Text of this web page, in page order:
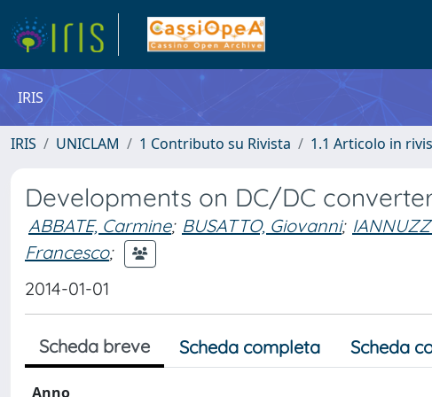
IRIS
IRIS UNICLAM 1 Contributo su Rivista 1.1 Articolo in
Developments on DC/DC
ABBATE, Carmine; BUSATTO, Giovanni;
Francesco;
2014-01-01
Scheda breve Scheda completa Scheda
Anno